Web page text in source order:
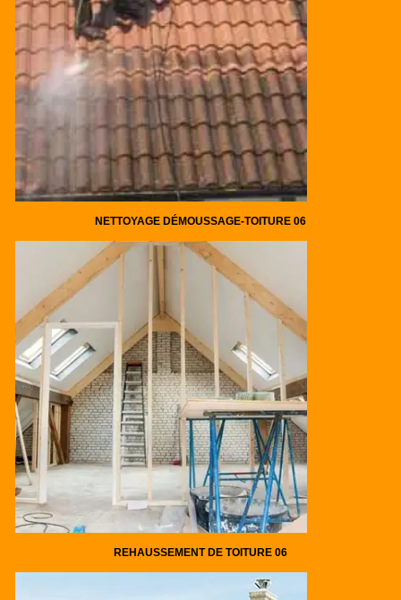
NETTOYAGE DÉMOUSSAGE-TOITURE 06
REHAUSSEMENT DE TOITURE 06